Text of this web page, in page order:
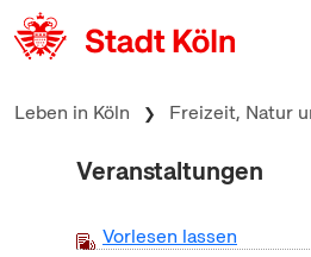
zum Inhalt springen
Leben in Köln Freizeit, Natur
Veranstaltungen
Vorlesen lassen